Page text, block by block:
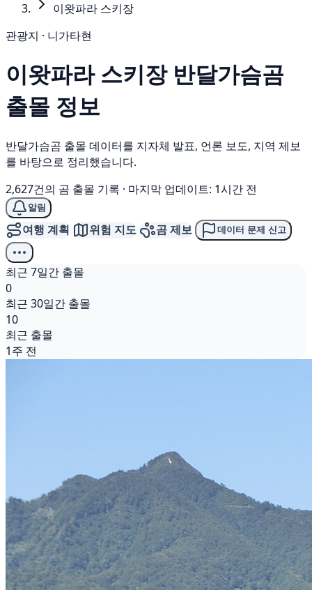
이왓파라 스키장
관광지 · 니가타현
이왓파라 스키장 반달가슴곰
출몰 정보
반달가슴곰 출몰 데이터를 지자체 발표, 언론 보도, 지역 제보
를 바탕으로 정리했습니다.
2,627건의 곰 출몰 기록 · 마지막 업데이트: 1시간 전
알림
여행 계획 위험 지도 곰 제보 데이터 문제 신고
최근 7일간 출몰
0
최근 30일간 출몰
10
최근 출몰
1주 전